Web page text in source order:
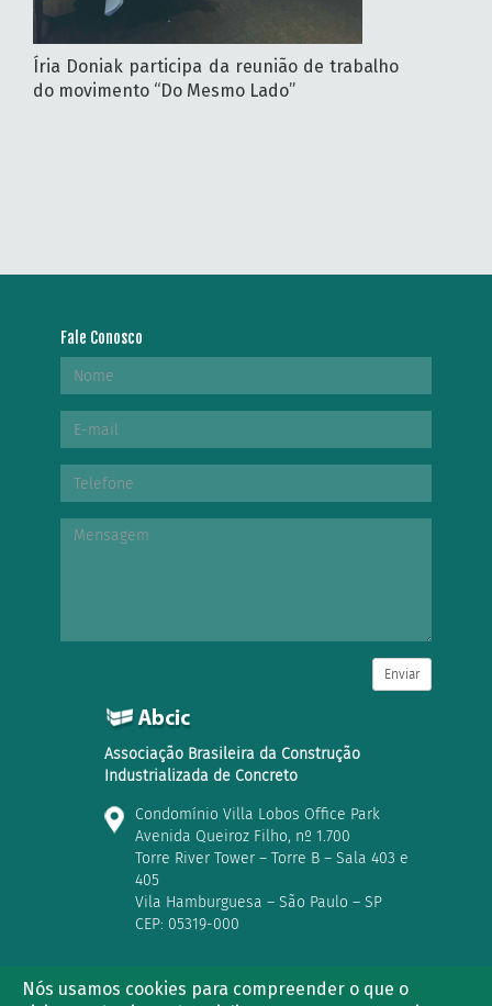
Íria Doniak participa da reunião de trabalho
do movimento “Do Mesmo Lado”
Nós usamos cookies para compreender o que o
Fale Conosco
Enviar
Associação Brasileira da Construção
Industrializada de Concreto
Condomínio Villa Lobos Office Park
Avenida Queiroz Filho, nº 1.700
Torre River Tower – Torre B – Sala 403 e
405
Vila Hamburguesa – São Paulo – SP
CEP: 05319-000